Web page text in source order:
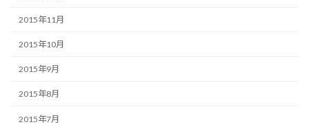
2015年11月
2015年10月
2015年9月
2015年8月
2015年7月